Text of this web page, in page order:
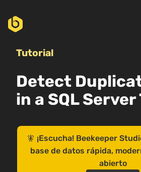
Tutorial
Detect
in a SQL Server
🧚 ¡Escucha! Beekeeper
base de datos rápida,
abierto